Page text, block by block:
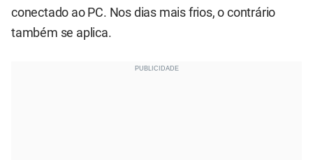
conectado ao PC. Nos dias mais frios, o contrário
também se aplica.